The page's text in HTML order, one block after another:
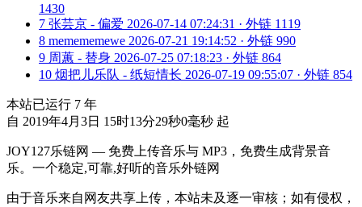
1430
7 张芸京 - 偏爱 2026-07-14 07:24:31 · 外链 1119
8 memememewe 2026-07-21 19:14:52 · 外链 990
9 周蕙 - 替身 2026-07-25 07:18:23 · 外链 864
10 烟把儿乐队 - 纸短情长 2026-07-19 09:55:07 · 外链 854
本站已运行 7 年
自 2019年4月3日 15时13分29秒0毫秒 起
JOY127乐链网 — 免费上传音乐与 MP3，免费生成背景音
乐。一个稳定,可靠,好听的音乐外链网
由于音乐来自网友共享上传，本站未及逐一审核；如有侵权，